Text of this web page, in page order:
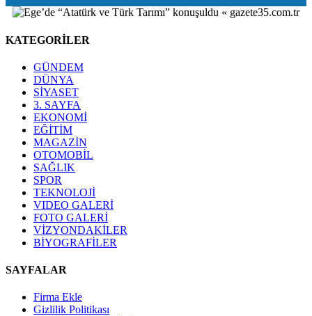
KATEGORİLER
GÜNDEM
DÜNYA
SİYASET
3. SAYFA
EKONOMİ
EĞİTİM
MAGAZİN
OTOMOBİL
SAĞLIK
SPOR
TEKNOLOJİ
VIDEO GALERİ
FOTO GALERİ
VİZYONDAKİLER
BİYOGRAFİLER
SAYFALAR
Firma Ekle
Gizlilik Politikası